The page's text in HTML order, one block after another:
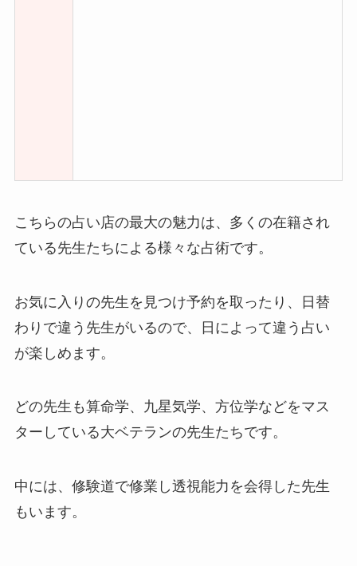
こちらの占い店の最大の魅力は、多くの在籍され
ている先生たちによる様々な占術です。
お気に入りの先生を見つけ予約を取ったり、日替
わりで違う先生がいるので、日によって違う占い
が楽しめます。
どの先生も算命学、九星気学、方位学などをマス
ターしている大ベテランの先生たちです。
中には、修験道で修業し透視能力を会得した先生
もいます。